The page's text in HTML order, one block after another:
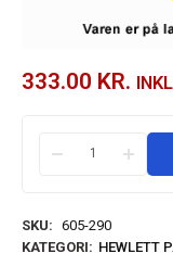
333.00 KR.
SKU: 605-290
KATEGORI: HEWLETT